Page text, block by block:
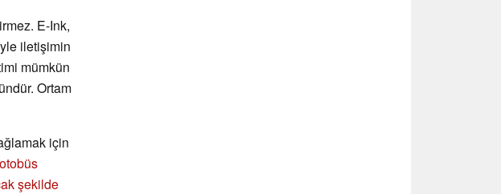
E-Ink,
iletişimin
mümkün
Ortam
için
şekilde